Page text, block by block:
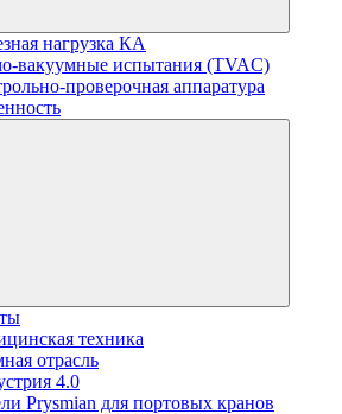
нагрузка КА
вакуумные испытания (TVAC)
проверочная аппаратура
техника
отрасль
4.0
Prysmian для портовых кранов